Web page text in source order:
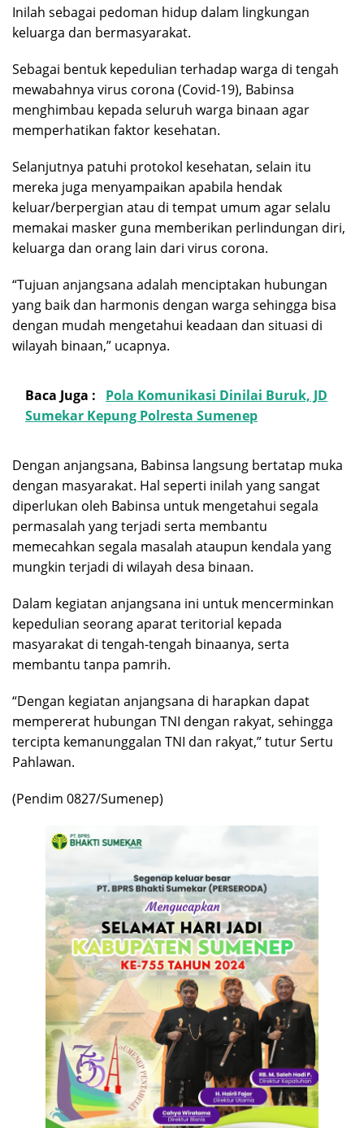
Inilah sebagai pedoman hidup dalam lingkungan
keluarga dan bermasyarakat.
Sebagai bentuk kepedulian terhadap warga di tengah
mewabahnya virus corona (Covid-19), Babinsa
menghimbau kepada seluruh warga binaan agar
memperhatikan faktor kesehatan.
Selanjutnya patuhi protokol kesehatan, selain itu
mereka juga menyampaikan apabila hendak
keluar/berpergian atau di tempat umum agar selalu
memakai masker guna memberikan perlindungan diri,
keluarga dan orang lain dari virus corona.
“Tujuan anjangsana adalah menciptakan hubungan
yang baik dan harmonis dengan warga sehingga bisa
dengan mudah mengetahui keadaan dan situasi di
wilayah binaan,” ucapnya.
Baca Juga :
Pola Komunikasi Dinilai Buruk, JD
Sumekar Kepung Polresta Sumenep
Dengan anjangsana, Babinsa langsung bertatap muka
dengan masyarakat. Hal seperti inilah yang sangat
diperlukan oleh Babinsa untuk mengetahui segala
permasalah yang terjadi serta membantu
memecahkan segala masalah ataupun kendala yang
mungkin terjadi di wilayah desa binaan.
Dalam kegiatan anjangsana ini untuk mencerminkan
kepedulian seorang aparat teritorial kepada
masyarakat di tengah-tengah binaanya, serta
membantu tanpa pamrih.
“Dengan kegiatan anjangsana di harapkan dapat
mempererat hubungan TNI dengan rakyat, sehingga
tercipta kemanunggalan TNI dan rakyat,” tutur Sertu
Pahlawan.
(Pendim 0827/Sumenep)